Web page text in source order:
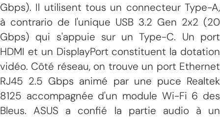
Gbps). Il utilisent tous un connecteur Type-A,
à contrario de l'unique USB 3.2 Gen 2x2 (20
Gbps) qui s'appuie sur un Type-C. Un port
HDMI et un DisplayPort constituent la dotation
vidéo. Côté réseau, on trouve un port Ethernet
RJ45 2.5 Gbps animé par une puce Realtek
8125 accompagnée d'un module Wi-Fi 6 des
Bleus. ASUS a confié la partie audio à un